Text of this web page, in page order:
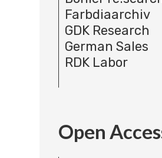
Farbdiaarchiv
GDK Research
German Sales
RDK Labor
Open